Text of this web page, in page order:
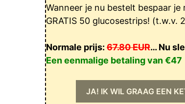
Wanneer je nu bestelt bespaar
GRATIS 50 glucosestrips! (t.w.v.
Normale prijs: 67.80 EUR… Nu
Een eenmalige betaling van €47
JA! IK WIL GRAAG EEN